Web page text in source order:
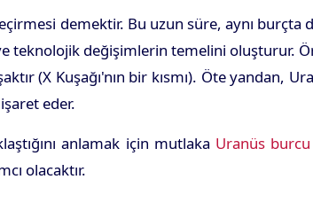
demektir. Bu uzun süre, aynı
teknolojik değişimlerin temelini
(X Kuşağı'nın bir kısmı). Öte
eder.
anlamak için mutlaka Uranüs
olacaktır.